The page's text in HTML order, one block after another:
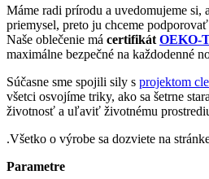
.Všetko o výrobe sa dozviete na
Parametre
produktu
100-ALT-CHISKO/44
EAN
8595684025125
Farba
Biela
Pohlavie